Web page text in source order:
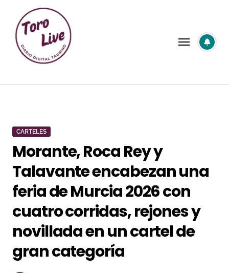
contenido
CARTELES
Morante, Roca Rey y
Talavante encabezan una
feria de Murcia 2026 con
cuatro corridas, rejones y
novillada en un cartel de
gran categoría